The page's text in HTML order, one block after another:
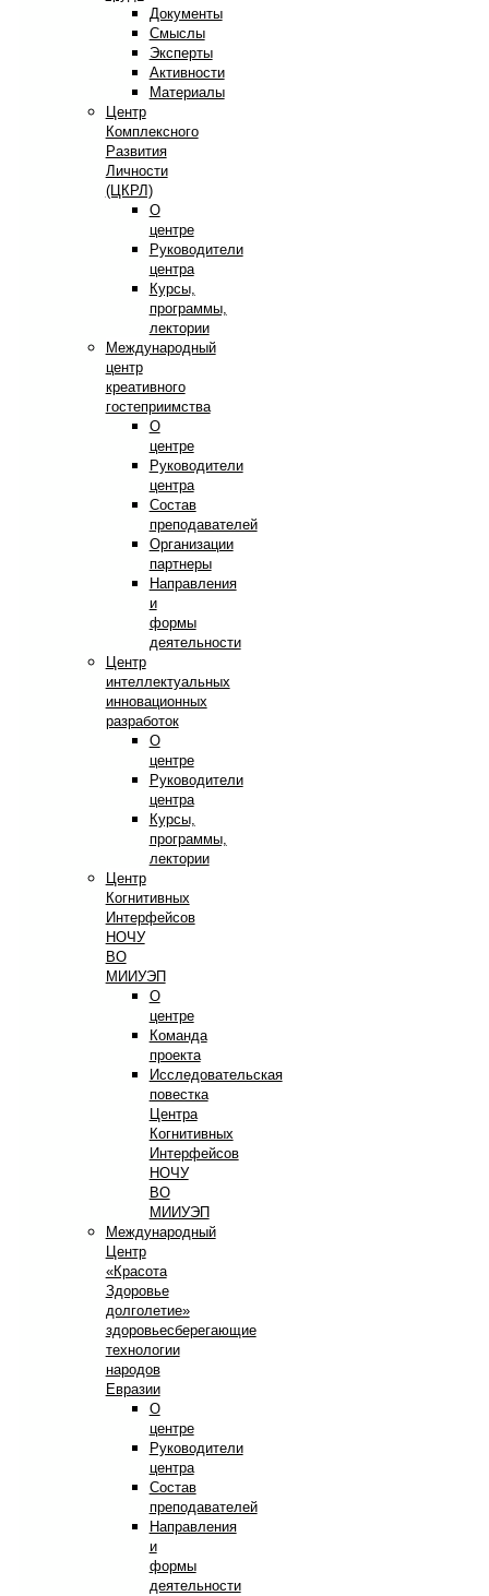
Документы
Смыслы
Эксперты
Активности
Материалы
Центр
Комплексного
Развития
Личности
(ЦКРЛ)
О
центре
Руководители
центра
Курсы,
программы,
лектории
Международный
центр
креативного
гостеприимства
О
центре
Руководители
центра
Состав
преподавателей
Организации
партнеры
Направления
и
формы
деятельности
Центр
интеллектуальных
инновационных
разработок
О
центре
Руководители
центра
Курсы,
программы,
лектории
Центр
Когнитивных
Интерфейсов
НОЧУ
ВО
МИИУЭП
О
центре
Команда
проекта
Исследовательская
повестка
Центра
Когнитивных
Интерфейсов
НОЧУ
ВО
МИИУЭП
Международный
Центр
«Красота
Здоровье
долголетие»
здоровьесберегающие
технологии
народов
Евразии
О
центре
Руководители
центра
Состав
преподавателей
Направления
и
формы
деятельности